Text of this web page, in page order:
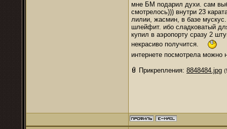
мне БМ подарил духи. сам
смотрелось))) внутри 23
лилии, жасмин, в базе мускус.
шлейфит. ибо сладковатый
купил в аэропорту сразу 2
некрасиво получится.
интернете посмотрела можно
Прикрепления: 8848484.jpg